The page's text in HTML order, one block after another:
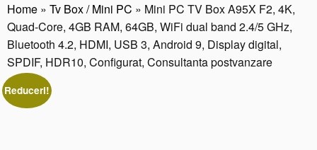
Home » Tv Box / Mini PC » Mini PC TV Box A95X F2, 4K,
Quad-Core, 4GB RAM, 64GB, WiFi dual band 2.4/5 GHz,
Bluetooth 4.2, HDMI, USB 3, Android 9, Display digital,
SPDIF, HDR10, Configurat, Consultanta postvanzare
Reduceri!